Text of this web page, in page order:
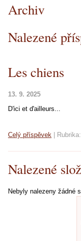
Archiv
Nalezené
Les chiens
13. 9. 2025
D'ici et d'ailleurs...
Celý příspěvek Rubrika:
Nalezené
Nebyly nalezeny žádné